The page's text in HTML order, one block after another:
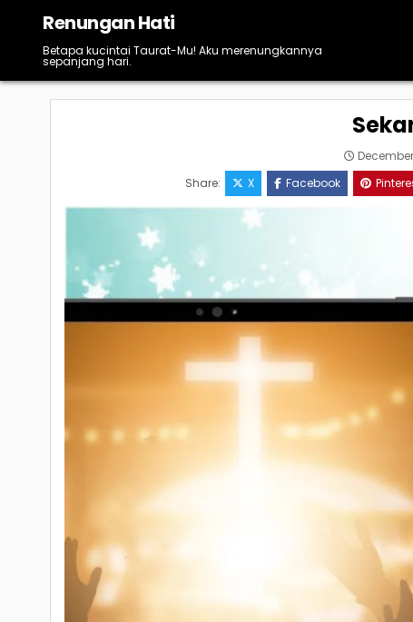
content
Renungan Hati
Betapa kucintai Taurat-Mu! Aku merenungkannya
sepanjang hari.
December
Share: X Facebook